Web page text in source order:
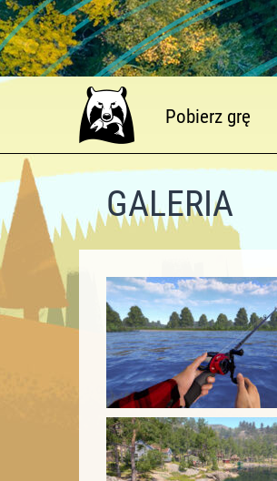
Pobierz grę
GALERIA